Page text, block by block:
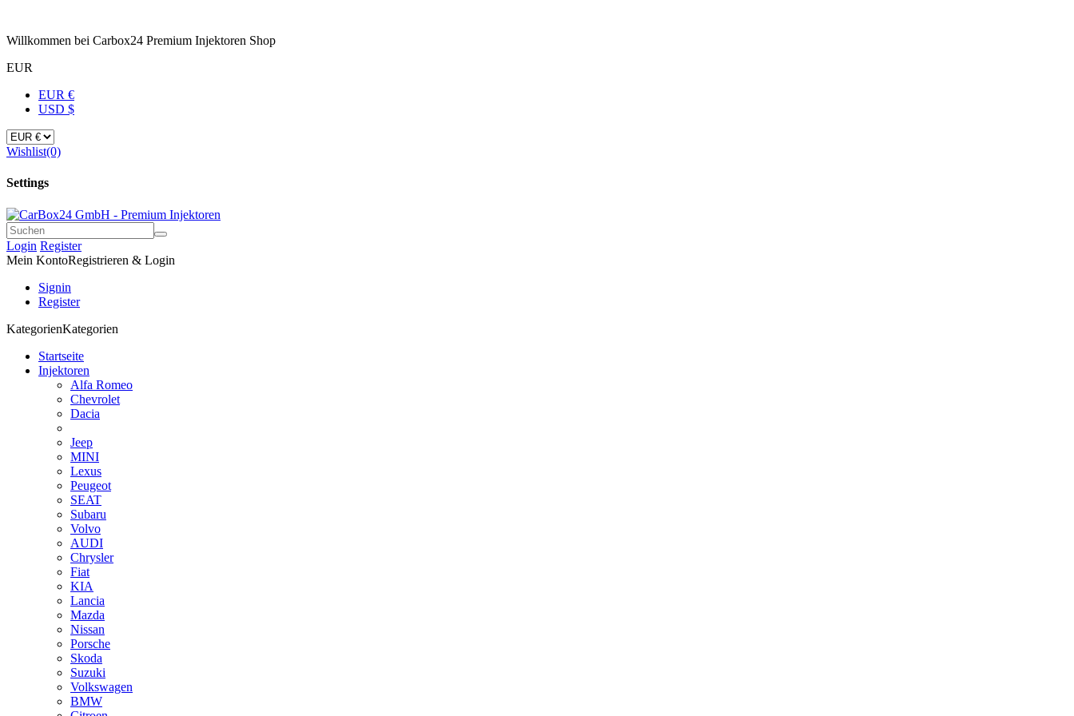
Willkommen bei Carbox24 Premium Injektoren Shop
EUR
EUR €
USD $
Wishlist(0)
Settings
Login Register
Mein KontoRegistrieren & Login
Signin
Register
KategorienKategorien
Startseite
Injektoren
Alfa Romeo
Chevrolet
Dacia
Jeep
MINI
Lexus
Peugeot
SEAT
Subaru
Volvo
AUDI
Chrysler
Fiat
KIA
Lancia
Mazda
Nissan
Porsche
Skoda
Suzuki
Volkswagen
BMW